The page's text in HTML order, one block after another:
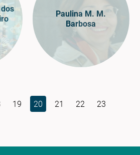
Paulina M. M.
Barbosa
19 20 21 22 23